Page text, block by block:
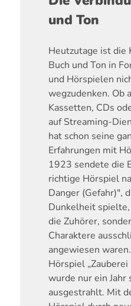
und Ton
Heutzutage ist die
Buch und Ton in
und Hörspielen
wegzudenken. Ob
Kassetten, CDs
auf Streaming-
hat schon seine
Erfahrungen mit
1923 sendete die
richtige Hörspiel
Danger (Gefahr)",
Dunkelheit
die Zuhörer,
Charaktere
angewiesen
Hörspiel
wurde nur ein
ausgestrahlt. Mit